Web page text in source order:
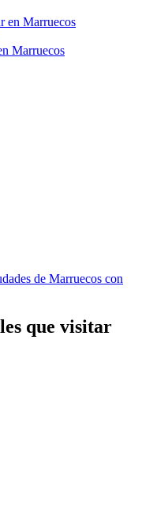
en Marruecos
Marruecos
de Marruecos con
que visitar